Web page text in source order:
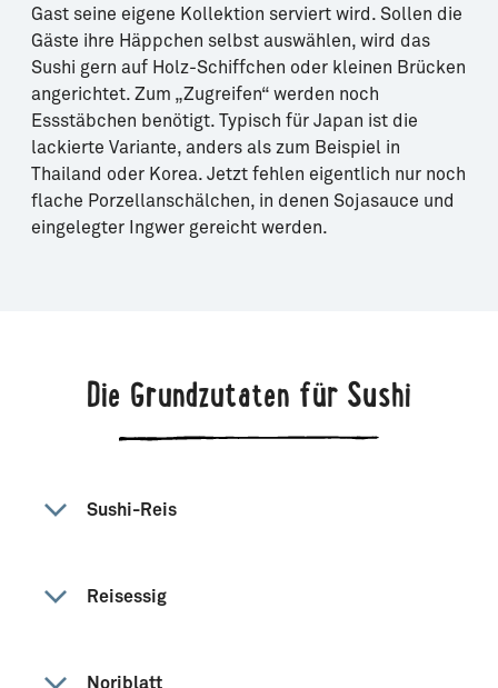
Gast seine eigene Kollektion serviert wird. Sollen die
Gäste ihre Häppchen selbst auswählen, wird das
Sushi gern auf Holz-Schiffchen oder kleinen Brücken
angerichtet. Zum „Zugreifen“ werden noch
Essstäbchen benötigt. Typisch für Japan ist die
lackierte Variante, anders als zum Beispiel in
Thailand oder Korea. Jetzt fehlen eigentlich nur noch
flache Porzellanschälchen, in denen Sojasauce und
eingelegter Ingwer gereicht werden.
Die Grundzutaten für Sushi
Sushi-Reis
Reisessig
Noriblatt